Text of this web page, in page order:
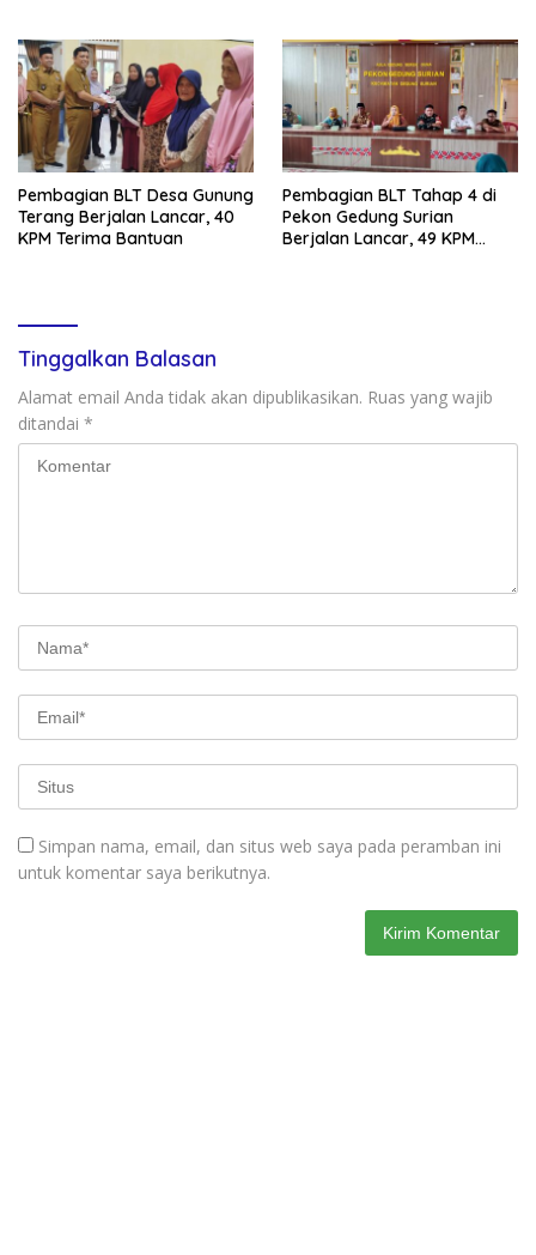
Pembagian BLT Desa Gunung
Terang Berjalan Lancar, 40
KPM Terima Bantuan
Pembagian BLT Tahap 4 di
Pekon Gedung Surian
Berjalan Lancar, 49 KPM
Tinggalkan Balasan
Alamat email Anda tidak akan dipublikasikan. Ruas yang wajib
ditandai *
Simpan nama, email, dan situs web saya pada peramban ini
untuk komentar saya berikutnya.